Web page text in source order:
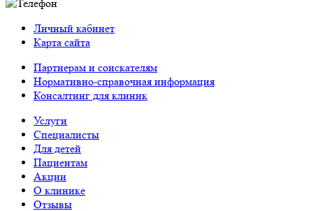
Личный кабинет
Карта сайта
Партнерам и соискателям
Нормативно-справочная информация
Консалтинг для клиник
Услуги
Специалисты
Для детей
Пациентам
Акции
О клинике
Отзывы